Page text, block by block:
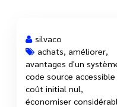
15 Sep, 2023
silvaco
achats améliorer
avantages d'un
code source
coût initial nul
économiser